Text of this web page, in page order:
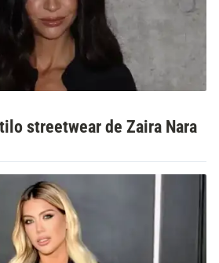
streetwear de Zaira Nara